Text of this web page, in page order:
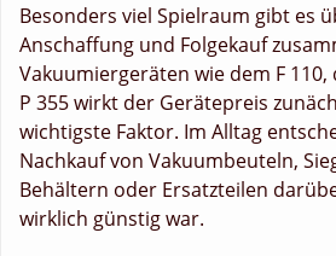
Besonders viel Spielraum gibt es
Anschaffung und Folgekauf
Vakuumiergeräten wie dem F
P 355 wirkt der Gerätepreis
wichtigste Faktor. Im Alltag
Nachkauf von Vakuumbeuteln,
Behältern oder Ersatzteilen
wirklich günstig war.